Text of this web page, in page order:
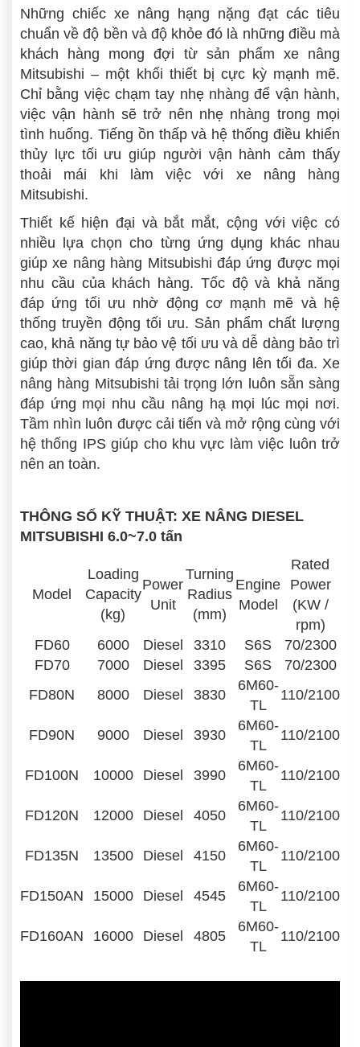
Những chiếc xe nâng hạng nặng đạt các tiêu
chuẩn về độ bền và độ khỏe đó là những điều mà
khách hàng mong đợi từ sản phẩm xe nâng
Mitsubishi – một khối thiết bị cực kỳ mạnh mẽ.
Chỉ bằng việc chạm tay nhẹ nhàng để vận hành,
việc vận hành sẽ trở nên nhẹ nhàng trong mọi
tình huống. Tiếng ồn thấp và hệ thống điều khiển
thủy lực tối ưu giúp người vận hành cảm thấy
thoải mái khi làm việc với xe nâng hàng
Mitsubishi.
Thiết kế hiện đại và bắt mắt, cộng với việc có
nhiều lựa chọn cho từng ứng dụng khác nhau
giúp xe nâng hàng Mitsubishi đáp ứng được mọi
nhu cầu của khách hàng. Tốc độ và khả năng
đáp ứng tối ưu nhờ động cơ mạnh mẽ và hệ
thống truyền động tối ưu. Sản phẩm chất lượng
cao, khả năng tự bảo vệ tối ưu và dễ dàng bảo trì
giúp thời gian đáp ứng được nâng lên tối đa. Xe
nâng hàng Mitsubishi tải trọng lớn luôn sẵn sàng
đáp ứng mọi nhu cầu nâng hạ mọi lúc mọi nơi.
Tầm nhìn luôn được cải tiến và mở rộng cùng với
hệ thống IPS giúp cho khu vực làm việc luôn trở
nên an toàn.
THÔNG SỐ KỸ THUẬT: XE NÂNG DIESEL
MITSUBISHI 6.0~7.0 tấn
Model
Loading
Capacity
(kg)
Power
Unit
Turning
Radius
(mm)
Engine
Model
Rated
Power
(KW /
rpm)
FD60
6000 Diesel 3310 S6S
70/2300
FD70
7000 Diesel 3395 S6S
70/2300
FD80N
8000 Diesel 3830
6M60-
TL
110/2100
FD90N 9000 Diesel 3930
6M60-
TL
110/2100
FD100N 10000 Diesel 3990
6M60-
TL
110/2100
FD120N 12000 Diesel 4050
6M60-
TL
110/2100
FD135N 13500 Diesel 4150
6M60-
TL
110/2100
FD150AN 15000 Diesel 4545
6M60-
TL
110/2100
FD160AN 16000 Diesel 4805
6M60-
TL
110/2100